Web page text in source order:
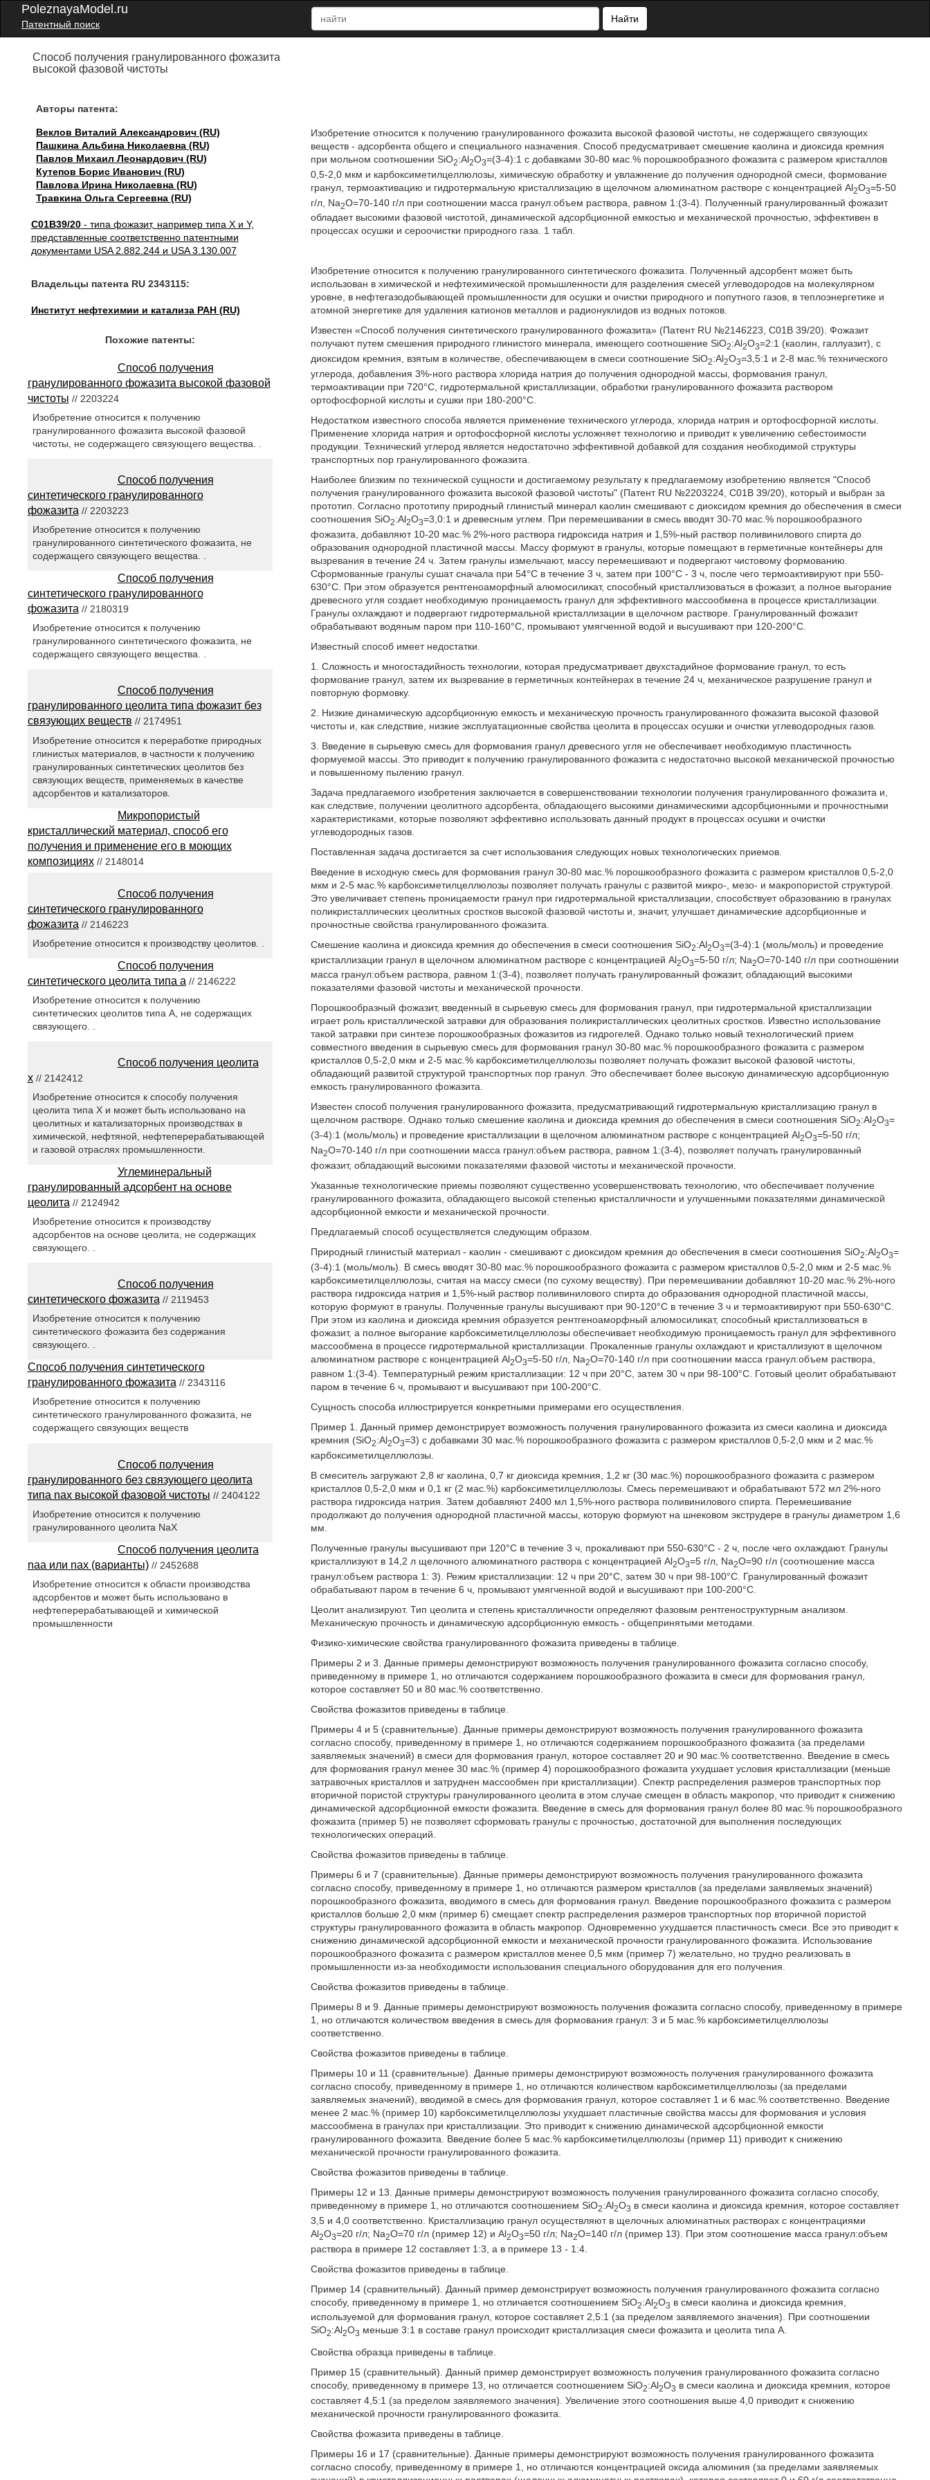
PoleznayaModel.ru
Патентный поиск
Найти
Способ получения гранулированного фожазита
высокой фазовой чистоты
Авторы патента:
Веклов Виталий Александрович (RU)
Пашкина Альбина Николаевна (RU)
Павлов Михаил Леонардович (RU)
Кутепов Борис Иванович (RU)
Павлова Ирина Николаевна (RU)
Травкина Ольга Сергеевна (RU)
C01B39/20- типа фожазит, например типа X и Y,
представленные соответственно патентными
документами USA 2.882.244 и USA 3.130.007
Владельцы патента RU 2343115:
Институт нефтехимии и катализа РАН (RU)
Изобретение относится к получению гранулированного фожазита высокой фазовой чистоты, не содержащего связующих
веществ - адсорбента общего и специального назначения. Способ предусматривает смешение каолина и диоксида кремния
при мольном соотношении SiO2:Al2O3=(3-4):1 с добавками 30-80 мас.% порошкообразного фожазита с размером кристаллов
0,5-2,0 мкм и карбоксиметилцеллюлозы, химическую обработку и увлажнение до получения однородной смеси, формование
гранул, термоактивацию и гидротермальную кристаллизацию в щелочном алюминатном растворе с концентрацией Al2O3=5-50
г/л, Na2O=70-140 г/л при соотношении масса гранул:объем раствора, равном 1:(3-4). Полученный гранулированный фожазит
обладает высокими фазовой чистотой, динамической адсорбционной емкостью и механической прочностью, эффективен в
процессах осушки и сероочистки природного газа. 1 табл.
Изобретение относится к получению гранулированного синтетического фожазита. Полученный адсорбент может быть
использован в химической и нефтехимической промышленности для разделения смесей углеводородов на молекулярном
уровне, в нефтегазодобывающей промышленности для осушки и очистки природного и попутного газов, в теплоэнергетике и
атомной энергетике для удаления катионов металлов и радионуклидов из водных потоков.
Известен «Способ получения синтетического гранулированного фожазита» (Патент RU №2146223, С01В 39/20). Фожазит
получают путем смешения природного глинистого минерала, имеющего соотношение SiO2:Al2О3=2:1 (каолин, галлуазит), с
диоксидом кремния, взятым в количестве, обеспечивающем в смеси соотношение SiO2:Al2О3=3,5:1 и 2-8 мас.% технического
углерода, добавления 3%-ного раствора хлорида натрия до получения однородной массы, формования гранул,
термоактивации при 720°С, гидротермальной кристаллизации, обработки гранулированного фожазита раствором
ортофосфорной кислоты и сушки при 180-200°С.
Недостатком известного способа является применение технического углерода, хлорида натрия и ортофосфорной кислоты.
Применение хлорида натрия и ортофосфорной кислоты усложняет технологию и приводит к увеличению себестоимости
продукции. Технический углерод является недостаточно эффективной добавкой для создания необходимой структуры
транспортных пор гранулированного фожазита.
Наиболее близким по технической сущности и достигаемому результату к предлагаемому изобретению является "Способ
получения гранулированного фожазита высокой фазовой чистоты" (Патент RU №2203224, С01В 39/20), который и выбран за
прототип. Согласно прототипу природный глинистый минерал каолин смешивают с диоксидом кремния до обеспечения в смеси
соотношения SiO2:Al2О3=3,0:1 и древесным углем. При перемешивании в смесь вводят 30-70 мас.% порошкообразного
фожазита, добавляют 10-20 мас.% 2%-ного раствора гидроксида натрия и 1,5%-ный раствор поливинилового спирта до
образования однородной пластичной массы. Массу формуют в гранулы, которые помещают в герметичные контейнеры для
вызревания в течение 24 ч. Затем гранулы измельчают, массу перемешивают и подвергают чистовому формованию.
Сформованные гранулы сушат сначала при 54°С в течение 3 ч, затем при 100°С - 3 ч, после чего термоактивируют при 550-
630°С. При этом образуется рентгеноаморфный алюмосиликат, способный кристаллизоваться в фожазит, а полное выгорание
древесного угля создает необходимую проницаемость гранул для эффективного массообмена в процессе кристаллизации.
Гранулы охлаждают и подвергают гидротермальной кристаллизации в щелочном растворе. Гранулированный фожазит
обрабатывают водяным паром при 110-160°С, промывают умягченной водой и высушивают при 120-200°С.
Известный способ имеет недостатки.
1. Сложность и многостадийность технологии, которая предусматривает двухстадийное формование гранул, то есть
формование гранул, затем их вызревание в герметичных контейнерах в течение 24 ч, механическое разрушение гранул и
повторную формовку.
2. Низкие динамическую адсорбционную емкость и механическую прочность гранулированного фожазита высокой фазовой
чистоты и, как следствие, низкие эксплуатационные свойства цеолита в процессах осушки и очистки углеводородных газов.
3. Введение в сырьевую смесь для формования гранул древесного угля не обеспечивает необходимую пластичность
формуемой массы. Это приводит к получению гранулированного фожазита с недостаточно высокой механической прочностью
и повышенному пылению гранул.
Задача предлагаемого изобретения заключается в совершенствовании технологии получения гранулированного фожазита и,
как следствие, получении цеолитного адсорбента, обладающего высокими динамическими адсорбционными и прочностными
характеристиками, которые позволяют эффективно использовать данный продукт в процессах осушки и очистки
углеводородных газов.
Поставленная задача достигается за счет использования следующих новых технологических приемов.
Введение в исходную смесь для формования гранул 30-80 мас.% порошкообразного фожазита с размером кристаллов 0,5-2,0
мкм и 2-5 мас.% карбоксиметилцеллюлозы позволяет получать гранулы с развитой микро-, мезо- и макропористой структурой.
Это увеличивает степень проницаемости гранул при гидротермальной кристаллизации, способствует образованию в гранулах
поликристаллических цеолитных сростков высокой фазовой чистоты и, значит, улучшает динамические адсорбционные и
прочностные свойства гранулированного фожазита.
Смешение каолина и диоксида кремния до обеспечения в смеси соотношения SiO2:Al2О3=(3-4):1 (моль/моль) и проведение
кристаллизации гранул в щелочном алюминатном растворе с концентрацией Al2О3=5-50 г/л; Na2O=70-140 г/л при соотношении
масса гранул:объем раствора, равном 1:(3-4), позволяет получать гранулированный фожазит, обладающий высокими
показателями фазовой чистоты и механической прочности.
Порошкообразный фожазит, введенный в сырьевую смесь для формования гранул, при гидротермальной кристаллизации
играет роль кристаллической затравки для образования поликристаллических цеолитных сростков. Известно использование
такой затравки при синтезе порошкообразных фожазитов из гидрогелей. Однако только новый технологический прием
совместного введения в сырьевую смесь для формования гранул 30-80 мас.% порошкообразного фожазита с размером
кристаллов 0,5-2,0 мкм и 2-5 мас.% карбоксиметилцеллюлозы позволяет получать фожазит высокой фазовой чистоты,
обладающий развитой структурой транспортных пор гранул. Это обеспечивает более высокую динамическую адсорбционную
емкость гранулированного фожазита.
Известен способ получения гранулированного фожазита, предусматривающий гидротермальную кристаллизацию гранул в
щелочном растворе. Однако только смешение каолина и диоксида кремния до обеспечения в смеси соотношения SiO2:Al2О3=
(3-4):1 (моль/моль) и проведение кристаллизации в щелочном алюминатном растворе с концентрацией Al2О3=5-50 г/л;
Na2О=70-140 г/л при соотношении масса гранул:объем раствора, равном 1:(3-4), позволяет получать гранулированный
фожазит, обладающий высокими показателями фазовой чистоты и механической прочности.
Указанные технологические приемы позволяют существенно усовершенствовать технологию, что обеспечивает получение
гранулированного фожазита, обладающего высокой степенью кристалличности и улучшенными показателями динамической
адсорбционной емкости и механической прочности.
Предлагаемый способ осуществляется следующим образом.
Природный глинистый материал - каолин - смешивают с диоксидом кремния до обеспечения в смеси соотношения SiO2:Al2О3=
(3-4):1 (моль/моль). В смесь вводят 30-80 мас.% порошкообразного фожазита с размером кристаллов 0,5-2,0 мкм и 2-5 мас.%
карбоксиметилцеллюлозы, считая на массу смеси (по сухому веществу). При перемешивании добавляют 10-20 мас.% 2%-ного
раствора гидроксида натрия и 1,5%-ный раствор поливинилового спирта до образования однородной пластичной массы,
которую формуют в гранулы. Полученные гранулы высушивают при 90-120°С в течение 3 ч и термоактивируют при 550-630°С.
При этом из каолина и диоксида кремния образуется рентгеноаморфный алюмосиликат, способный кристаллизоваться в
фожазит, а полное выгорание карбоксиметилцеллюлозы обеспечивает необходимую проницаемость гранул для эффективного
массообмена в процессе гидротермальной кристаллизации. Прокаленные гранулы охлаждают и кристаллизуют в щелочном
алюминатном растворе с концентрацией Al2О3=5-50 г/л, Na2О=70-140 г/л при соотношении масса гранул:объем раствора,
равном 1:(3-4). Температурный режим кристаллизации: 12 ч при 20°С, затем 30 ч при 98-100°С. Готовый цеолит обрабатывают
паром в течение 6 ч, промывают и высушивают при 100-200°С.
Сущность способа иллюстрируется конкретными примерами его осуществления.
Пример 1. Данный пример демонстрирует возможность получения гранулированного фожазита из смеси каолина и диоксида
кремния (SiO2:Al2О3=3) с добавками 30 мас.% порошкообразного фожазита с размером кристаллов 0,5-2,0 мкм и 2 мас.%
карбоксиметилцеллюлозы.
В смеситель загружают 2,8 кг каолина, 0,7 кг диоксида кремния, 1,2 кг (30 мас.%) порошкообразного фожазита с размером
кристаллов 0,5-2,0 мкм и 0,1 кг (2 мас.%) карбоксиметилцеллюлозы. Смесь перемешивают и обрабатывают 572 мл 2%-ного
раствора гидроксида натрия. Затем добавляют 2400 мл 1,5%-ного раствора поливинилового спирта. Перемешивание
продолжают до получения однородной пластичной массы, которую формуют на шнековом экструдере в гранулы диаметром 1,6
мм.
Полученные гранулы высушивают при 120°С в течение 3 ч, прокаливают при 550-630°С - 2 ч, после чего охлаждают. Гранулы
кристаллизуют в 14,2 л щелочного алюминатного раствора с концентрацией Al2О3=5 г/л, Na2O=90 г/л (соотношение масса
гранул:объем раствора 1: 3). Режим кристаллизации: 12 ч при 20°С, затем 30 ч при 98-100°С. Гранулированный фожазит
обрабатывают паром в течение 6 ч, промывают умягченной водой и высушивают при 100-200°С.
Цеолит анализируют. Тип цеолита и степень кристалличности определяют фазовым рентгеноструктурным анализом.
Механическую прочность и динамическую адсорбционную емкость - общепринятыми методами.
Физико-химические свойства гранулированного фожазита приведены в таблице.
Примеры 2 и 3. Данные примеры демонстрируют возможность получения гранулированного фожазита согласно способу,
приведенному в примере 1, но отличаются содержанием порошкообразного фожазита в смеси для формования гранул,
которое составляет 50 и 80 мас.% соответственно.
Свойства фожазитов приведены в таблице.
Примеры 4 и 5 (сравнительные). Данные примеры демонстрируют возможность получения гранулированного фожазита
согласно способу, приведенному в примере 1, но отличаются содержанием порошкообразного фожазита (за пределами
заявляемых значений) в смеси для формования гранул, которое составляет 20 и 90 мас.% соответственно. Введение в смесь
для формования гранул менее 30 мас.% (пример 4) порошкообразного фожазита ухудшает условия кристаллизации (меньше
затравочных кристаллов и затруднен массообмен при кристаллизации). Спектр распределения размеров транспортных пор
вторичной пористой структуры гранулированного цеолита в этом случае смещен в область макропор, что приводит к снижению
динамической адсорбционной емкости фожазита. Введение в смесь для формования гранул более 80 мас.% порошкообразного
фожазита (пример 5) не позволяет сформовать гранулы с прочностью, достаточной для выполнения последующих
технологических операций.
Свойства фожазитов приведены в таблице.
Примеры 6 и 7 (сравнительные). Данные примеры демонстрируют возможность получения гранулированного фожазита
согласно способу, приведенному в примере 1, но отличаются размером кристаллов (за пределами заявляемых значений)
порошкообразного фожазита, вводимого в смесь для формования гранул. Введение порошкообразного фожазита с размером
кристаллов больше 2,0 мкм (пример 6) смещает спектр распределения размеров транспортных пор вторичной пористой
структуры гранулированного фожазита в область макропор. Одновременно ухудшается пластичность смеси. Все это приводит к
снижению динамической адсорбционной емкости и механической прочности гранулированного фожазита. Использование
порошкообразного фожазита с размером кристаллов менее 0,5 мкм (пример 7) желательно, но трудно реализовать в
промышленности из-за необходимости использования специального оборудования для его получения.
Свойства фожазитов приведены в таблице.
Примеры 8 и 9. Данные примеры демонстрируют возможность получения фожазита согласно способу, приведенному в примере
1, но отличаются количеством введения в смесь для формования гранул: 3 и 5 мас.% карбоксиметилцеллюлозы
соответственно.
Свойства фожазитов приведены в таблице.
Примеры 10 и 11 (сравнительные). Данные примеры демонстрируют возможность получения гранулированного фожазита
согласно способу, приведенному в примере 1, но отличаются количеством карбоксиметилцеллюлозы (за пределами
заявляемых значений), вводимой в смесь для формования гранул, которое составляет 1 и 6 мас.% соответственно. Введение
менее 2 мас.% (пример 10) карбоксиметилцеллюлозы ухудшает пластичные свойства массы для формования и условия
массообмена в гранулах при кристаллизации. Это приводит к снижению динамической адсорбционной емкости
гранулированного фожазита. Введение более 5 мас.% карбоксиметилцеллюлозы (пример 11) приводит к снижению
механической прочности гранулированного фожазита.
Свойства фожазитов приведены в таблице.
Примеры 12 и 13. Данные примеры демонстрируют возможность получения гранулированного фожазита согласно способу,
приведенному в примере 1, но отличаются соотношением SiO2:Al2О3 в смеси каолина и диоксида кремния, которое составляет
3,5 и 4,0 соответственно. Кристаллизацию гранул осуществляют в щелочных алюминатных растворах с концентрациями
Al2О3=20 г/л; Na2O=70 г/л (пример 12) и Al2О3=50 г/л; Na2O=140 г/л (пример 13). При этом соотношение масса гранул:объем
раствора в примере 12 составляет 1:3, а в примере 13 - 1:4.
Свойства фожазитов приведены в таблице.
Пример 14 (сравнительный). Данный пример демонстрирует возможность получения гранулированного фожазита согласно
способу, приведенному в примере 1, но отличается соотношением SiO2:Al2О3 в смеси каолина и диоксида кремния,
используемой для формования гранул, которое составляет 2,5:1 (за пределом заявляемого значения). При соотношении
SiO2:Al2О3 меньше 3:1 в составе гранул происходит кристаллизация смеси фожазита и цеолита типа А.
Свойства образца приведены в таблице.
Пример 15 (сравнительный). Данный пример демонстрирует возможность получения гранулированного фожазита согласно
способу, приведенному в примере 13, но отличается соотношением SiO2:Al2О3 в смеси каолина и диоксида кремния, которое
составляет 4,5:1 (за пределом заявляемого значения). Увеличение этого соотношения выше 4,0 приводит к снижению
механической прочности гранулированного фожазита.
Свойства фожазита приведены в таблице.
Примеры 16 и 17 (сравнительные). Данные примеры демонстрируют возможность получения гранулированного фожазита
согласно способу, приведенному в примере 1, но отличаются концентрацией оксида алюминия (за пределами заявляемых
Похожие патенты:
Способ получения
гранулированного фожазита высокой фазовой
чистоты // 2203224
Изобретение относится к получению
гранулированного фожазита высокой фазовой
чистоты, не содержащего связующего вещества. .
Способ получения
синтетического гранулированного
фожазита // 2203223
Изобретение относится к получению
гранулированного синтетического фожазита, не
содержащего связующего вещества. .
Способ получения
синтетического гранулированного
фожазита// 2180319
Изобретение относится к получению
гранулированного синтетического фожазита, не
содержащего связующего вещества. .
Способ получения
гранулированного цеолита типа фожазит без
связующих веществ // 2174951
Изобретение относится к переработке природных
глинистых материалов, в частности к получению
гранулированных синтетических цеолитов без
связующих веществ, применяемых в качестве
адсорбентов и катализаторов.
Микропористый
кристаллический материал, способ его
получения и применение его в моющих
композициях// 2148014
Способ получения
синтетического гранулированного
фожазита // 2146223
Изобретение относится к производству цеолитов. .
Способ получения
синтетического цеолита типа а // 2146222
Изобретение относится к получению
синтетических цеолитов типа А, не содержащих
связующего. .
Способ получения цеолита
х// 2142412
Изобретение относится к способу получения
цеолита типа Х и может быть использовано на
цеолитных и катализаторных производствах в
химической, нефтяной, нефтеперерабатывающей
и газовой отраслях промышленности.
Углеминеральный
гранулированный адсорбент на основе
цеолита // 2124942
Изобретение относится к производству
адсорбентов на основе цеолита, не содержащих
связующего. .
Способ получения
синтетического фожазита// 2119453
Изобретение относится к получению
синтетического фожазита без содержания
связующего. .
Способ получения синтетического
гранулированного фожазита// 2343116
Изобретение относится к получению
синтетического гранулированного фожазита, не
содержащего связующих веществ
Способ получения
гранулированного без связующего цеолита
типа nax высокой фазовой чистоты // 2404122
Изобретение относится к получению
гранулированного цеолита NaX
Способ получения цеолита
naа или naх (варианты)// 2452688
Изобретение относится к области производства
адсорбентов и может быть использовано в
нефтеперерабатывающей и химической
промышленности